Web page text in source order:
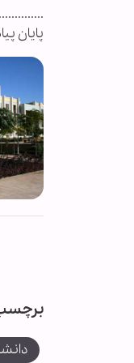
پایان پیام/